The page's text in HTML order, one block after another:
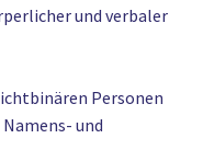
und verbaler
Personen
und